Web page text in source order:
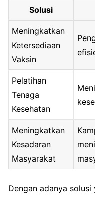
Solusi
Meningkatkan
Ketersediaan
Vaksin
Pelatihan
Tenaga
Kesehatan
Meningkatkan
Kesadaran
Masyarakat
Dengan adanya